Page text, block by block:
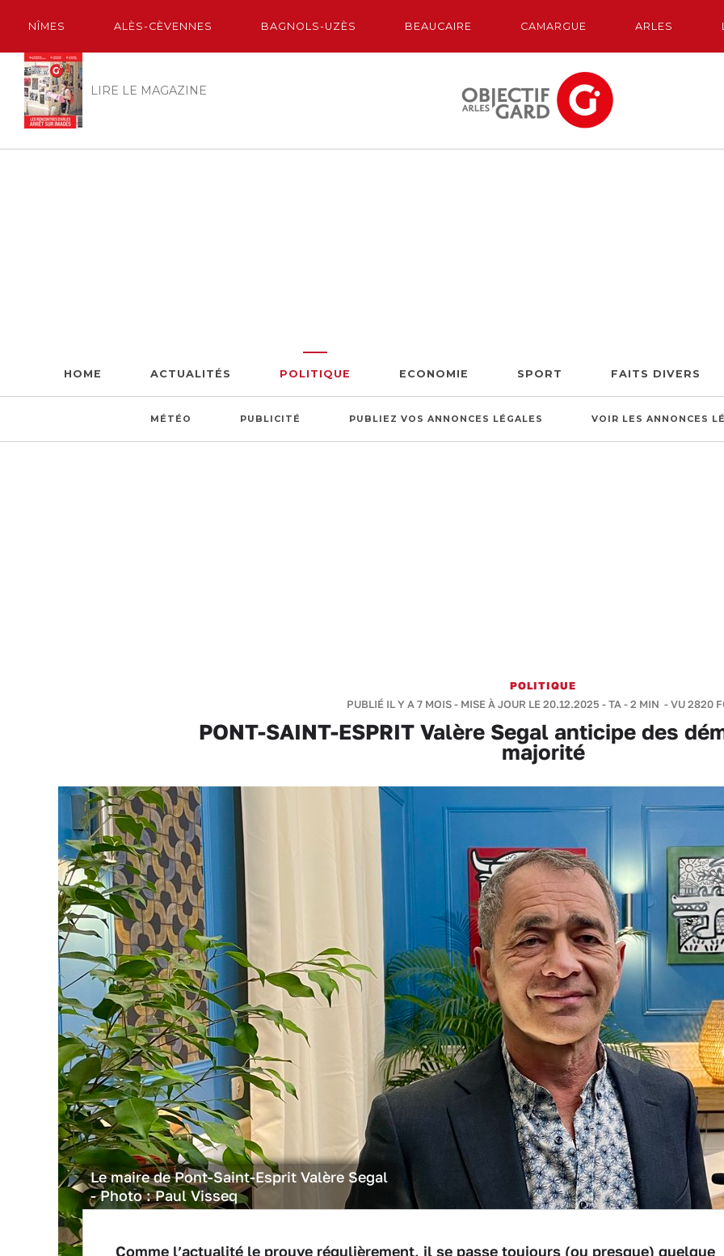
NÎMES ALÈS-CÈVENNES BAGNOLS-UZÈS BEAUCAIRE CAMARGUE ARLES
LIRE LE MAGAZINE
HOME ACTUALITÉS POLITIQUE ECONOMIE SPORT FAITS DIVERS
MÉTÉO PUBLICITÉ PUBLIEZ VOS ANNONCES LÉGALES VOIR LES ANNONCES
POLITIQUE
PUBLIÉ IL Y A 7 MOIS - MISE À JOUR LE 20.12.2025 -TA -2 MIN - VU 2820
PONT-SAINT-ESPRIT Valère Segal anticipe des
majorité
Le maire de Pont-Saint-Esprit Valère Segal
- Photo : Paul Visseq
Comme l’actualité le prouve régulièrement, il se passe toujours (ou presque) quelque